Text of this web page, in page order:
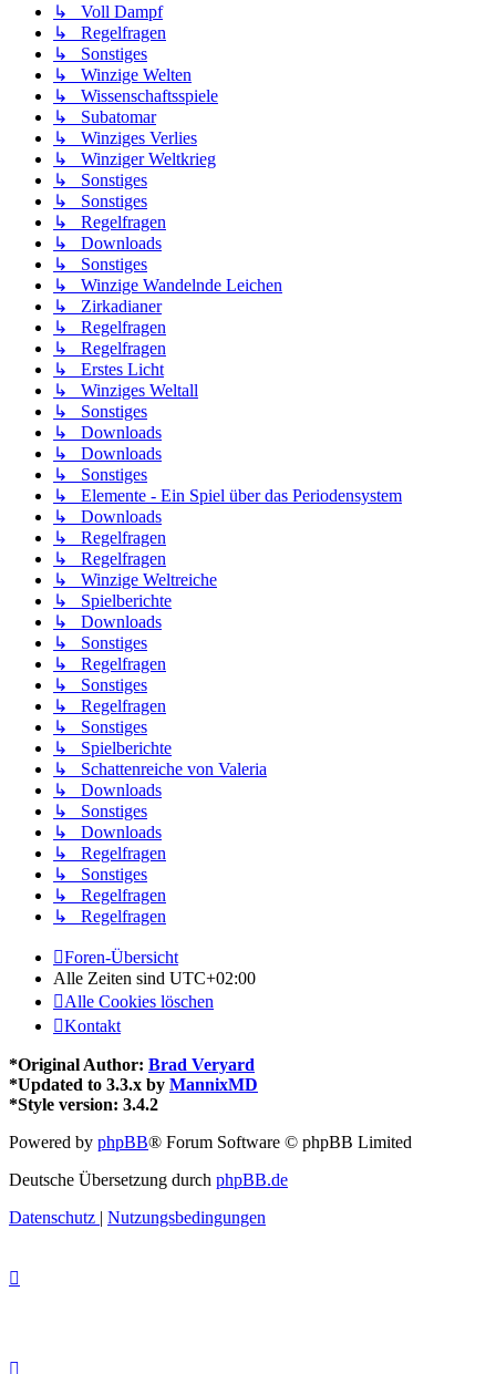
↳ Voll Dampf
↳ Regelfragen
↳ Sonstiges
↳ Winzige Welten
↳ Wissenschaftsspiele
↳ Subatomar
↳ Winziges Verlies
↳ Winziger Weltkrieg
↳ Sonstiges
↳ Sonstiges
↳ Regelfragen
↳ Downloads
↳ Sonstiges
↳ Winzige Wandelnde Leichen
↳ Zirkadianer
↳ Regelfragen
↳ Regelfragen
↳ Erstes Licht
↳ Winziges Weltall
↳ Sonstiges
↳ Downloads
↳ Downloads
↳ Sonstiges
↳ Elemente - Ein Spiel über das Periodensystem
↳ Downloads
↳ Regelfragen
↳ Regelfragen
↳ Winzige Weltreiche
↳ Spielberichte
↳ Downloads
↳ Sonstiges
↳ Regelfragen
↳ Sonstiges
↳ Regelfragen
↳ Sonstiges
↳ Spielberichte
↳ Schattenreiche von Valeria
↳ Downloads
↳ Sonstiges
↳ Downloads
↳ Regelfragen
↳ Sonstiges
↳ Regelfragen
↳ Regelfragen
Foren-Übersicht
Alle Zeiten sind UTC+02:00
Alle Cookies löschen
Kontakt
*Original Author: Brad Veryard
*Updated to 3.3.x by MannixMD
*Style version: 3.4.2
Powered by phpBB® Forum Software © phpBB Limited
Deutsche Übersetzung durch phpBB.de
Datenschutz
Nutzungsbedingungen